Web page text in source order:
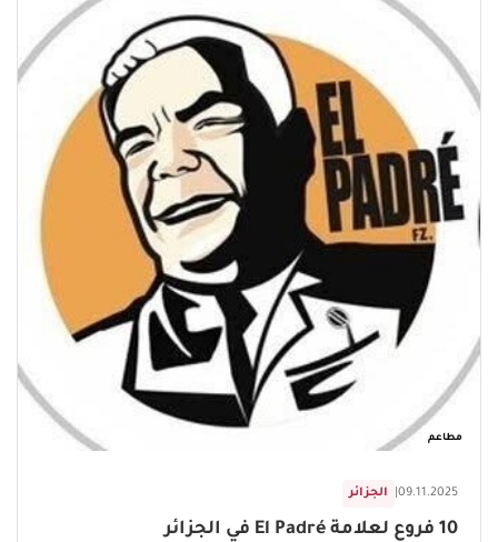
مطاعم
الجزائر 09.11.2025
10 فروع لعلامة El Padré في الجزائر